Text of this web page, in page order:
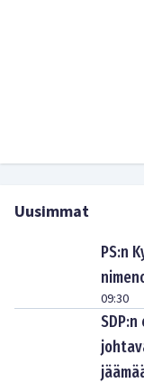
Uusimmat
PS:n
09:30